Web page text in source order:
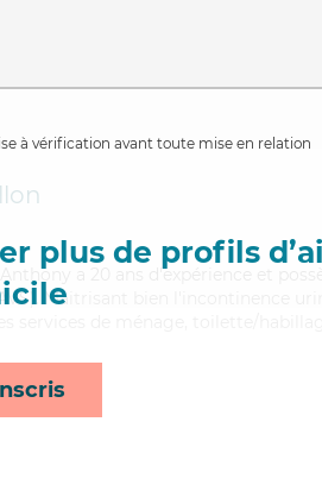
à vérification avant toute mise en relation
plus de profils
a 20 ans d'expérience et
Maitrisant bien l'incontinence